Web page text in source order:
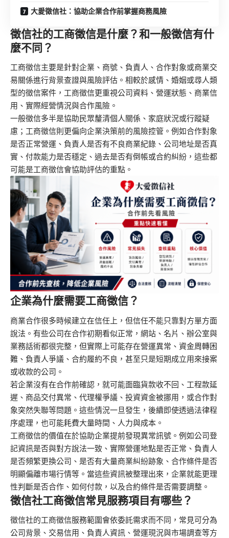
大愛徵信社：協助企業合作前掌握商務風險
徵信社的工商徵信是什麼？和一般徵信有什
麼不同？
工商徵信主要是針對企業、商號、負責人、合作對象或商業交
易關係進行背景查證與風險評估。相較於感情、婚姻或尋人類
型的徵信案件，工商徵信更重視公司資料、營運狀態、商業信
用、實際經營情況與合作風險。
一般徵信多半是協助民眾釐清個人關係、家庭狀況或行蹤疑
慮； 工商徵信則更偏向企業決策前的風險控管。例如合作對象
是否正常營運、負責人是否有不良商業紀錄、公司地址是否真
實、付款能力是否穩定、過去是否有倒帳或合約糾紛，這些都
可能是工商徵信會協助評估的重點。
企業為什麼需要工商徵信？
商業合作很多時候建立在信任上，但信任不能只靠對方單方面
說法。有些公司在合作初期看似正常，網站、名片、辦公室與
業務話術都很完整，但實際上可能存在營運異常、資金周轉困
難、負責人爭議、合約履約不良，甚至只是短期成立用來接案
或收款的公司。
若企業沒有在合作前確認，就可能面臨貨款收不回、工程款延
遲、商品交付異常、代理權爭議、投資資金被挪用，或合作對
象突然失聯等問題。這些情況一旦發生，後續即使透過法律程
序處理，也可能耗費大量時間、人力與成本。
工商徵信的價值在於協助企業提前發現異常訊號。例如公司登
記資訊是否與對方說法一致、實際營運地點是否正常、負責人
是否頻繁更換公司、是否有大量商業糾紛跡象、合作條件是否
明顯偏離市場行情等。當這些資訊被整理出來，企業就能更理
性判斷是否合作、如何付款，以及合約條件是否需要調整。
徵信社工商徵信常見服務項目有哪些？
徵信社的工商徵信服務範圍會依委託需求而不同，常見可分為
公司背景、交易信用、負責人資訊、營運現況與市場調查等方